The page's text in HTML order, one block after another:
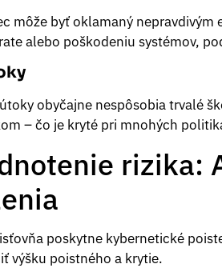
môže byť oklamaný
alebo poškodeniu systémov,
obyčajne nespôsobia trvalé
– čo je kryté pri mnohých
rizika:
poskytne kybernetické
výšku poistného a krytie.